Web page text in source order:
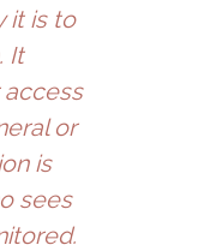
it is to
It
or
is
sees